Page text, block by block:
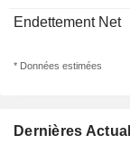
Dernières
Endettement Net
* Données estimées